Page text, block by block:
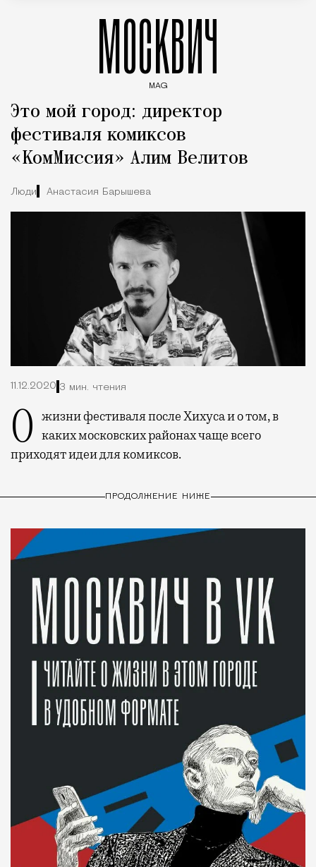
МОСКВИЧ
MAG
Это мой город: директор
фестиваля комиксов
«КомМиссия» Алим Велитов
Люди Анастасия Барышева
11.12.2020 3 мин. чтения
О жизни фестиваля после Хихуса и о том, в каких московских районах чаще всего
приходят идеи для комиксов.
ПРОДОЛЖЕНИЕ НИЖЕ